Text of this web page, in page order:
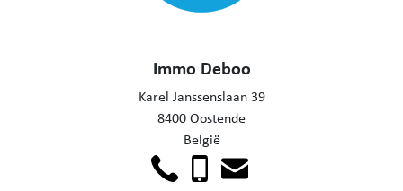
Immo Deboo
Karel Janssenslaan 39
8400 Oostende
België